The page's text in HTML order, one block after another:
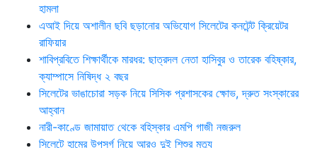
হামলা
এআই দিয়ে অশালীন ছবি ছড়ানোর অভিযোগ সিলেটের কনটেন্ট ক্রিয়েটর
রাফিয়ার
শাবিপ্রবিতে শিক্ষার্থীকে মারধর: ছাত্রদল নেতা হাসিবুর ও তারেক বহিষ্কার,
ক্যাম্পাসে নিষিদ্ধ ২ বছর
সিলেটের ভাঙাচোরা সড়ক নিয়ে সিসিক প্রশাসকের ক্ষোভ, দ্রুত সংস্কারের
আহ্বান
নারী-কাণ্ডে জামায়াত থেকে বহিস্কার এমপি গাজী নজরুল
সিলেটে হামের উপসর্গ নিয়ে আরও দুই শিশুর মৃত্যু